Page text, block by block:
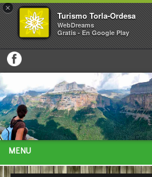
×
Turismo Torla-Ordesa
WebDreams
Gratis - En Google Play
MENU